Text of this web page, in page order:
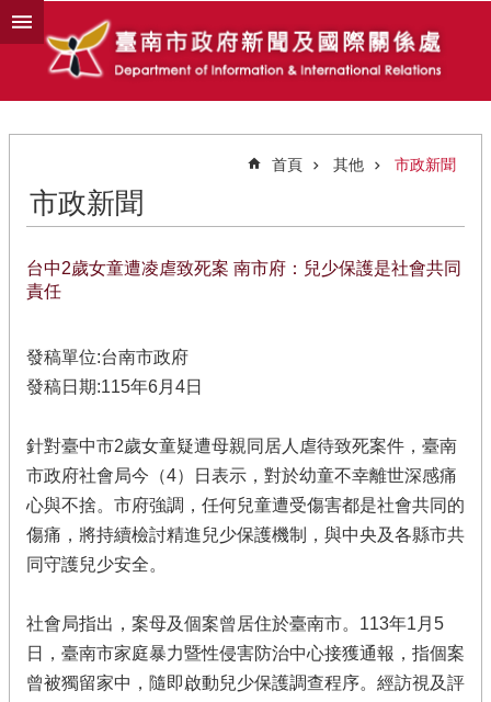
跳到主要內容區塊
首頁 其他 市政新聞
市政新聞
台中2歲女童遭凌虐致死案 南市府：兒少保護是社會共同
責任
發稿單位:台南市政府
發稿日期:115年6月4日
針對臺中市2歲女童疑遭母親同居人虐待致死案件，臺南
市政府社會局今（4）日表示，對於幼童不幸離世深感痛
心與不捨。市府強調，任何兒童遭受傷害都是社會共同的
傷痛，將持續檢討精進兒少保護機制，與中央及各縣市共
同守護兒少安全。
社會局指出，案母及個案曾居住於臺南市。113年1月5
日，臺南市家庭暴力暨性侵害防治中心接獲通報，指個案
曾被獨留家中，隨即啟動兒少保護調查程序。經訪視及評